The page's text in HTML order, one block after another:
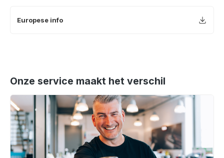
Europese info
Onze service maakt het verschil